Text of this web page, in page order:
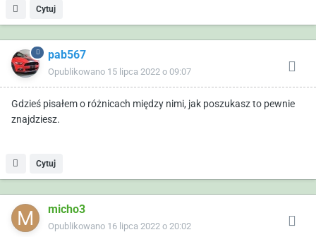
Cytuj
pab567
Opublikowano 15 lipca 2022 o 09:07
Gdzieś pisałem o różnicach między nimi, jak poszukasz to pewnie
znajdziesz.
Cytuj
micho3
Opublikowano 16 lipca 2022 o 20:02